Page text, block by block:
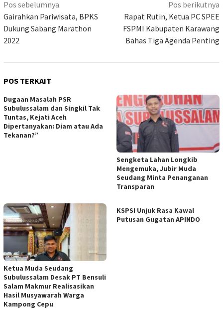
Navigasi
pos
Pos sebelumnya
Gairahkan Pariwisata, BPKS
Dukung Sabang Marathon
2022
Pos berikutnya
Rapat Rutin, Ketua PC SPEE
FSPMI Kabupaten Karawang
Bahas Tiga Agenda Penting
POS TERKAIT
Dugaan Masalah PSR
Subulussalam dan Singkil Tak
Tuntas, Kejati Aceh
Dipertanyakan: Diam atau Ada
Tekanan?”
Sengketa Lahan Longkib
Mengemuka, Jubir Muda
Seudang Minta Penanganan
Transparan
Ketua Muda Seudang
Subulussalam Desak PT Bensuli
Salam Makmur Realisasikan
Hasil Musyawarah Warga
Kampong Cepu
KSPSI Unjuk Rasa Kawal
Putusan Gugatan APINDO